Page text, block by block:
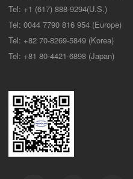
Tel: +1 (617) 888-9294(U.S.)
Tel: 0044 7790 816 954 (Europe)
Tel: +82 70-8269-5849 (Korea)
Tel: +81 80-4421-6898 (Japan)